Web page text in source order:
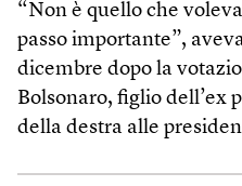
“Non è quello che
passo importante”,
dicembre dopo la
Bolsonaro, figlio dell’ex
della destra alle